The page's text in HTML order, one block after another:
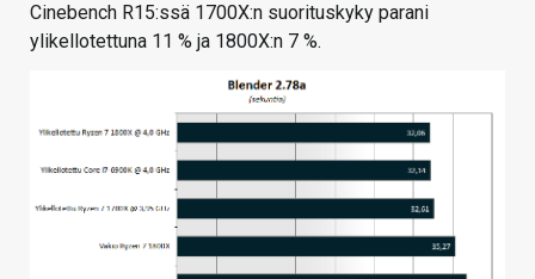
Cinebench R15:ssä 1700X:n suorituskyky parani
ylikellotettuna 11 % ja 1800X:n 7 %.